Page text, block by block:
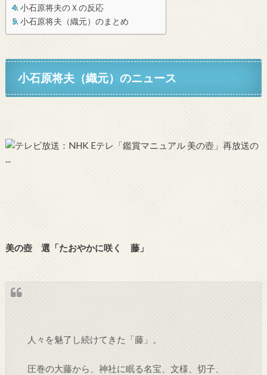
小石原将夫のＸの反応
小石原将夫（織元）のまとめ
小石原将夫（織元）のニュース
美の壺 選「たおやかに咲く 藤」
人々を魅了し続けてきた「藤」。
圧巻の大藤から、神社に眠る名宝、文様、切子、